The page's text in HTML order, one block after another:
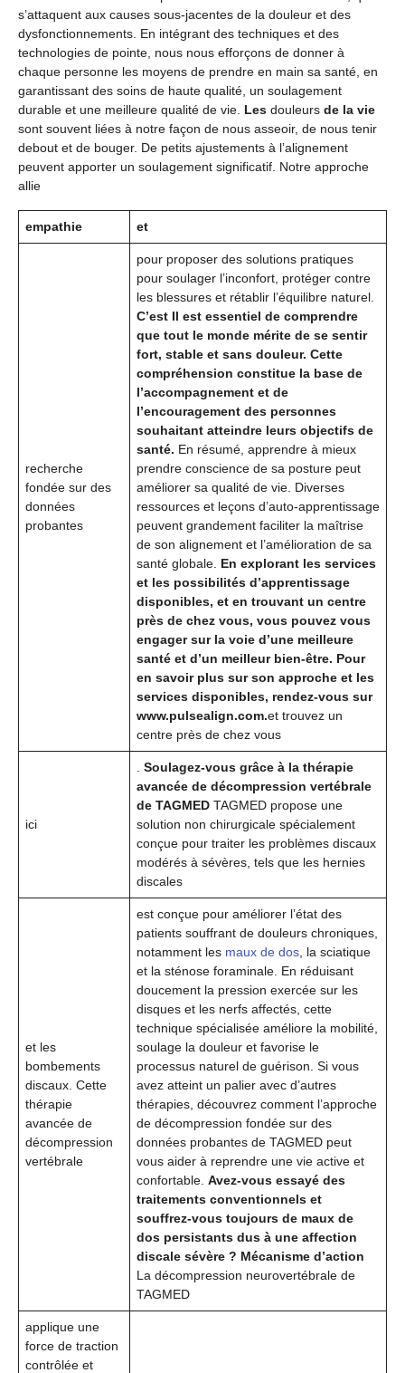
s’attaquent aux causes sous-jacentes de la douleur et des
dysfonctionnements. En intégrant des techniques et des
technologies de pointe, nous nous efforçons de donner à
chaque personne les moyens de prendre en main sa santé, en
garantissant des soins de haute qualité, un soulagement
durable et une meilleure qualité de vie. Les douleurs de la vie
sont souvent liées à notre façon de nous asseoir, de nous tenir
debout et de bouger. De petits ajustements à l’alignement
peuvent apporter un soulagement significatif. Notre approche
allie
empathie et
recherche
fondée sur des
données
probantes
pour proposer des solutions pratiques
pour soulager l’inconfort, protéger contre
les blessures et rétablir l’équilibre naturel.
C’est Il est essentiel de comprendre
que tout le monde mérite de se sentir
fort, stable et sans douleur. Cette
compréhension constitue la base de
l’accompagnement et de
l’encouragement des personnes
souhaitant atteindre leurs objectifs de
santé. En résumé, apprendre à mieux
prendre conscience de sa posture peut
améliorer sa qualité de vie. Diverses
ressources et leçons d’auto-apprentissage
peuvent grandement faciliter la maîtrise
de son alignement et l’amélioration de sa
santé globale. En explorant les services
et les possibilités d’apprentissage
disponibles, et en trouvant un centre
près de chez vous, vous pouvez vous
engager sur la voie d’une meilleure
santé et d’un meilleur bien-être. Pour
en savoir plus sur son approche et les
services disponibles, rendez-vous sur
www.pulsealign.com.et trouvez un
centre près de chez vous
ici
Soulagez-vous grâce à la thérapie
avancée de décompression vertébrale
de TAGMED TAGMED propose une
solution non chirurgicale spécialement
conçue pour traiter les problèmes discaux
modérés à sévères, tels que les hernies
discales
et les
bombements
discaux. Cette
thérapie
avancée de
décompression
vertébrale
est conçue pour améliorer l’état des
patients souffrant de douleurs chroniques,
notamment les maux de dos , la sciatique
et la sténose foraminale. En réduisant
doucement la pression exercée sur les
disques et les nerfs affectés, cette
technique spécialisée améliore la mobilité,
soulage la douleur et favorise le
processus naturel de guérison. Si vous
avez atteint un palier avec d’autres
thérapies, découvrez comment l’approche
de décompression fondée sur des
données probantes de TAGMED peut
vous aider à reprendre une vie active et
confortable. Avez-vous essayé des
traitements conventionnels et
souffrez-vous toujours de maux de
dos persistants dus à une affection
discale sévère ? Mécanisme d’action
La décompression neurovertébrale de
TAGMED
applique une
force de traction
contrôlée et